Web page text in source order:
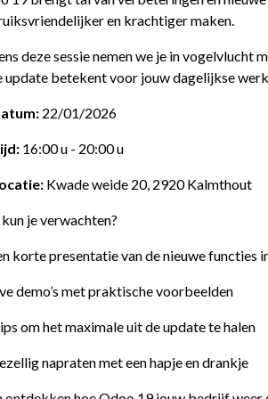
en krachtiger maken.
deze sessie nemen we je in vogelvlucht
update betekent voor jouw dagelijkse
22/01/2026
16:00 u - 20:00 u
Kwade weide 20, 2920 Kalmthout
je verwachten?
korte presentatie van de nieuwe functies
demo’s met praktische voorbeelden
om het maximale uit de update te halen
napraten met een hapje en drankje